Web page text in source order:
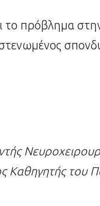
πρόβλημα στην
του